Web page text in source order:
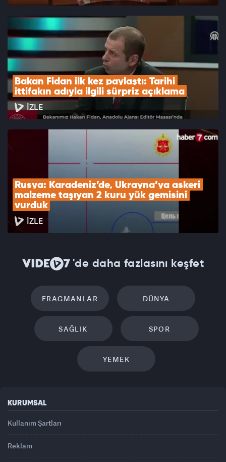
Bakan Fidan ilk kez paylaştı: Tarihi
ittifakın adıyla ilgili sürpriz açıklama
İZLE
Rusya: Karadeniz’de, Ukrayna’ya askeri
malzeme taşıyan 2 kuru yük gemisini
vurduk
İZLE
'de daha fazlasını keşfet
FRAGMANLAR DÜNYA
SAĞLIK SPOR
YEMEK
KURUMSAL
Kullanım Şartları
Reklam